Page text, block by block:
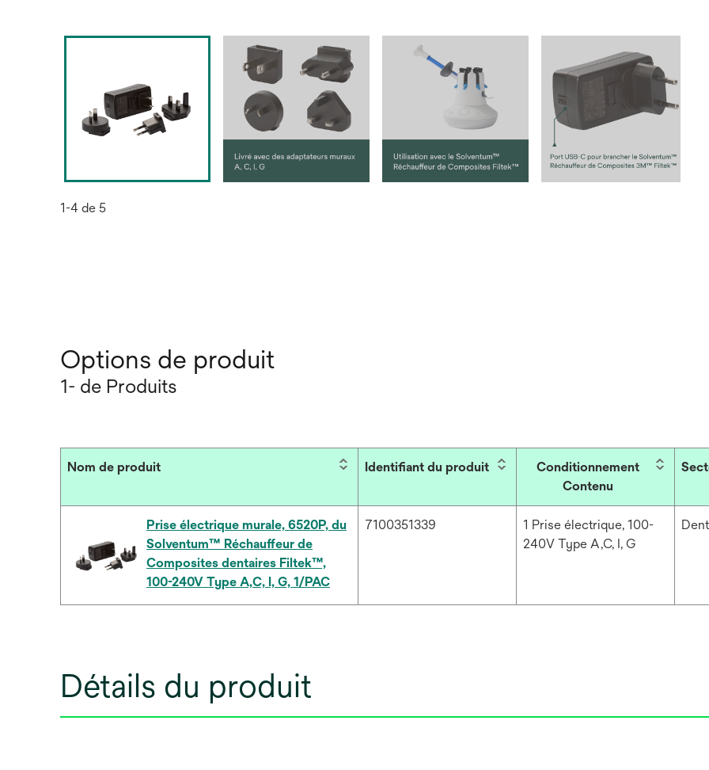
1-4 de 5
Options de produit
1- de Produits
Nom de produit Identifiant du produit
Conditionnement
Contenu
Prise électrique murale, 6520P, du
Solventum™ Réchauffeur de
Composites dentaires Filtek™,
100-240V Type A,C, I, G, 1/PAC
7100351339
1 Prise électrique, 100-
240V Type A,C, I, G
Détails du produit